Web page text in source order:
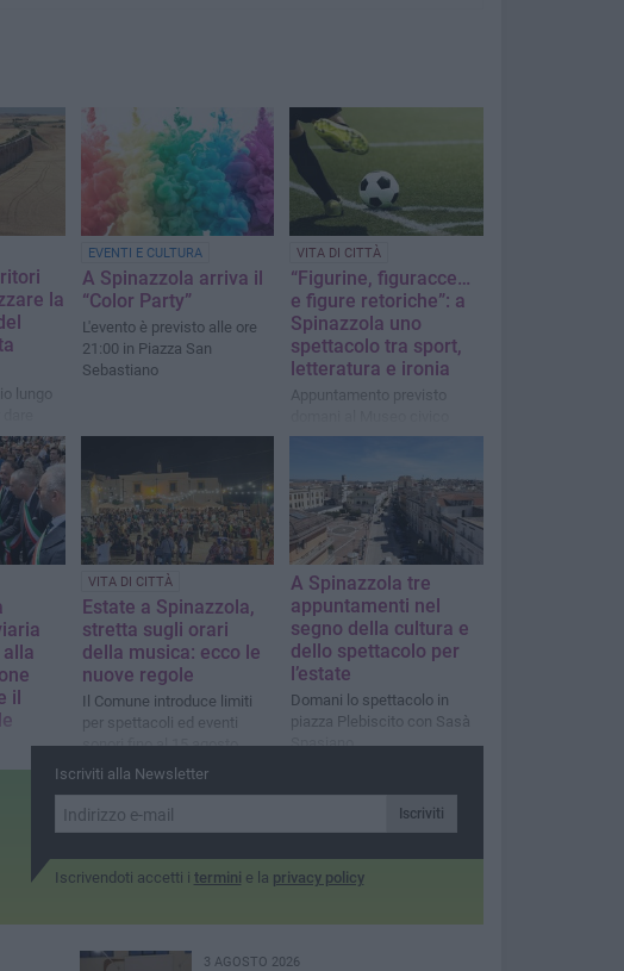
la
lungo
EVENTI E CULTURA
A Spinazzola arriva il
“Color Party”
L'evento è previsto alle ore
21:00 in Piazza San
Sebastiano
VITA DI CITTÀ
“Figurine, figuracce…
e figure retoriche”: a
Spinazzola uno
spettacolo tra sport,
letteratura e ironia
Appuntamento previsto
il
Andria
VITA DI CITTÀ
Estate a Spinazzola,
stretta sugli orari
della musica: ecco le
nuove regole
Il Comune introduce limiti
per spettacoli ed eventi
sonori fino al 15 agosto
A Spinazzola tre
appuntamenti nel
segno della cultura e
dello spettacolo per
l’estate
Domani lo spettacolo in
piazza Plebiscito con Sasà
Spasiano
Iscriviti alla Newsletter
Iscriviti
Iscrivendoti accetti i termini e la privacy policy
3 AGOSTO 2026